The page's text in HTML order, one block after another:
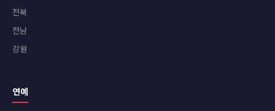
전북
전남
강원
연예